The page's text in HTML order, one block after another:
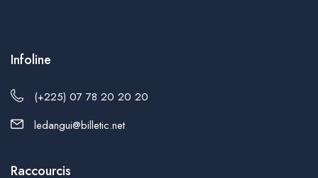
Infoline
(+225) 07 78 20 20 20
ledangui@billetic.net
Raccourcis